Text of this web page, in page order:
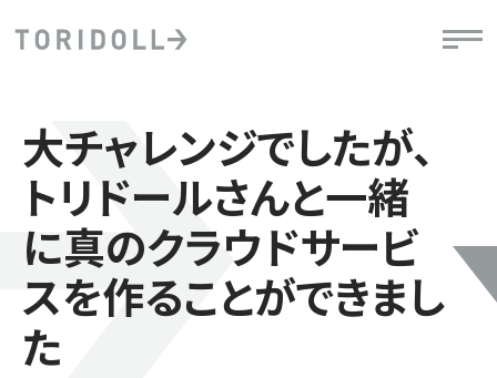
大チャレンジでしたが、
トリドールさんと一緒
に真のクラウドサービ
スを作ることができまし
た